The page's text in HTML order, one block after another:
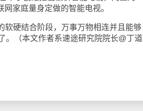
家庭量身定做的智能电视。
硬结合阶段，万事万物相连并且能够
。（本文作者系速途研究院院长@丁道